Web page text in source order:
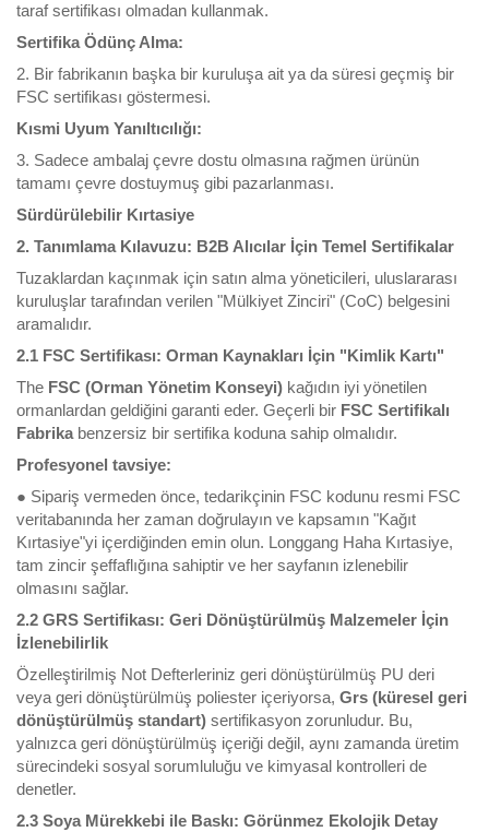
taraf sertifikası olmadan kullanmak.
Sertifika Ödünç Alma:
2. Bir fabrikanın başka bir kuruluşa ait ya da süresi geçmiş bir
FSC sertifikası göstermesi.
Kısmi Uyum Yanıltıcılığı:
3. Sadece ambalaj çevre dostu olmasına rağmen ürünün
tamamı çevre dostuymuş gibi pazarlanması.
Sürdürülebilir Kırtasiye
2. Tanımlama Kılavuzu: B2B Alıcılar İçin Temel Sertifikalar
Tuzaklardan kaçınmak için satın alma yöneticileri, uluslararası
kuruluşlar tarafından verilen "Mülkiyet Zinciri" (CoC) belgesini
aramalıdır.
2.1 FSC Sertifikası: Orman Kaynakları İçin "Kimlik Kartı"
The FSC (Orman Yönetim Konseyi) kağıdın iyi yönetilen
ormanlardan geldiğini garanti eder. Geçerli bir FSC Sertifikalı
Fabrika benzersiz bir sertifika koduna sahip olmalıdır.
Profesyonel tavsiye:
● Sipariş vermeden önce, tedarikçinin FSC kodunu resmi FSC
veritabanında her zaman doğrulayın ve kapsamın "Kağıt
Kırtasiye"yi içerdiğinden emin olun. Longgang Haha Kırtasiye,
tam zincir şeffaflığına sahiptir ve her sayfanın izlenebilir
olmasını sağlar.
2.2 GRS Sertifikası: Geri Dönüştürülmüş Malzemeler İçin
İzlenebilirlik
Özelleştirilmiş Not Defterleriniz geri dönüştürülmüş PU deri
veya geri dönüştürülmüş poliester içeriyorsa, Grs (küresel geri
dönüştürülmüş standart) sertifikasyon zorunludur. Bu,
yalnızca geri dönüştürülmüş içeriği değil, aynı zamanda üretim
sürecindeki sosyal sorumluluğu ve kimyasal kontrolleri de
denetler.
2.3 Soya Mürekkebi ile Baskı: Görünmez Ekolojik Detay